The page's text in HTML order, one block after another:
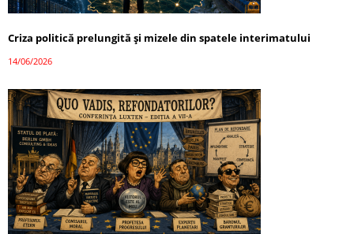
Criza politică prelungită și mizele din spatele interimatului
14/06/2026